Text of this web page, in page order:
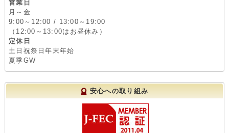
営業日
月～金
9:00～12:00 / 13:00～19:00
（12:00～13:00はお昼休み）
定休日
土日祝祭日年末年始
夏季GW
安心への取り組み